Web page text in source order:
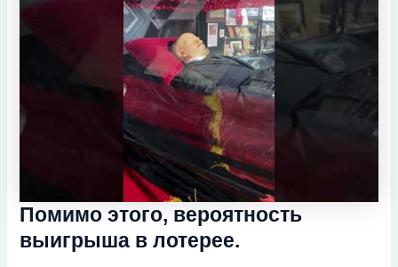
Помимо этого, вероятность
выигрыша в лотерее.